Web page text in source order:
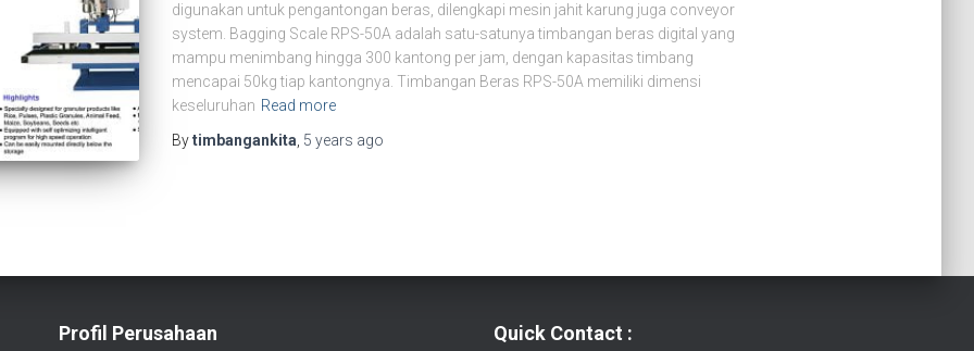
digunakan untuk pengantongan beras, dilengkapi mesin jahit karung juga conveyor
system. Bagging Scale RPS-50A adalah satu-satunya timbangan beras digital yang
mampu menimbang hingga 300 kantong per jam, dengan kapasitas timbang
mencapai 50kg tiap kantongnya. Timbangan Beras RPS-50A memiliki dimensi
keseluruhan Read more
Bytimbangankita 5 years ago
Profil Perusahaan Quick Contact :